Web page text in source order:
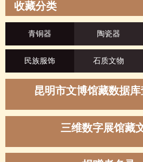
收藏分类
青铜器 陶瓷器
民族服饰 石质文物
昆明市文博馆藏数据
三维数字展馆藏